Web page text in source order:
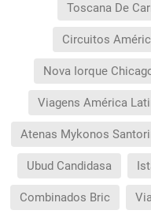
Toscana De
Circuitos
Nova Iorque
Viagens América
Atenas Mykonos
Ubud Candidasa
Combinados Bric